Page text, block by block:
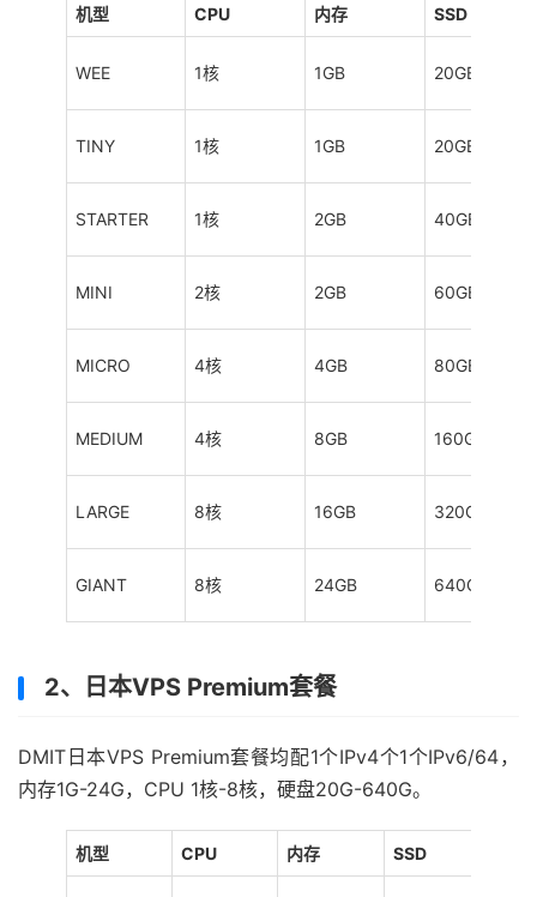
机型 CPU 内存 SSD
WEE 1核 1GB 20GB
TINY 1核 1GB 20GB
STARTER 1核 2GB 40GB
MINI 2核 2GB 60GB
MICRO 4核 4GB 80GB
MEDIUM 4核 8GB 160GB
LARGE 8核 16GB 320GB
GIANT 8核 24GB 640GB
2、日本VPS Premium套餐
DMIT日本VPS Premium套餐均配1个IPv4个1个IPv6/64，
内存1G-24G，CPU 1核-8核，硬盘20G-640G。
机型 CPU 内存 SSD